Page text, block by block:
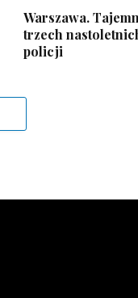
Warszawa.
trzech
policji